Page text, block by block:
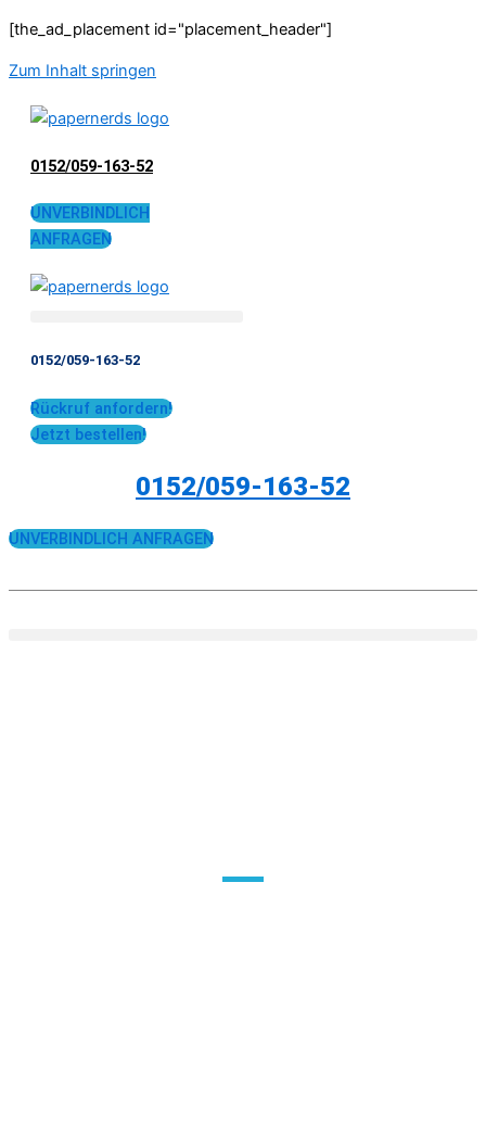
[the_ad_placement id="placement_header"]
Zum Inhalt springen
0152/059-163-52
UNVERBINDLICH
ANFRAGEN
0152/059-163-52
Rückruf anfordern!
Jetzt bestellen!
0152/059-163-52
UNVERBINDLICH ANFRAGEN